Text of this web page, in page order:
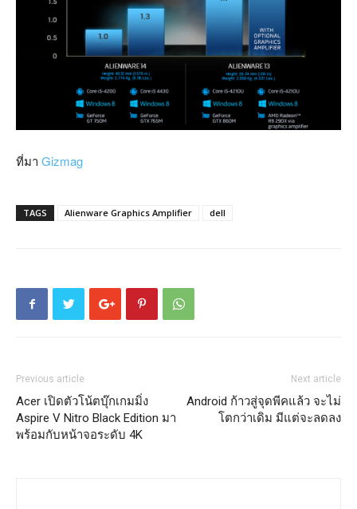
ที่มา Gizmag
TAGS Alienware Graphics Amplifier dell
Previous article
Acer เปิดตัวโน้ตบุ๊กเกมมิ่ง
Aspire V Nitro Black Edition มา
พร้อมกับหน้าจอระดับ 4K
Next article
Android ก้าวสู่จุดพีคแล้ว จะไม่
โตกว่าเดิม มีแต่จะลดลง